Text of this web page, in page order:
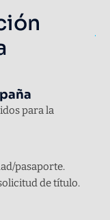
para la
pasaporte.
de título.